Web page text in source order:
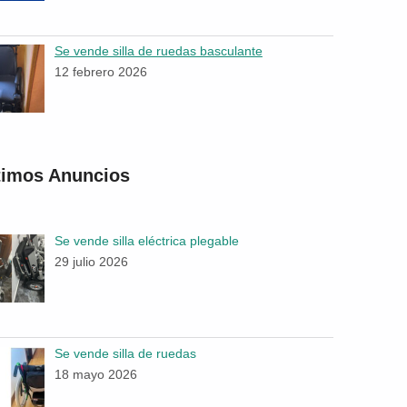
Se vende silla de ruedas basculante
12 febrero 2026
Anuncios
Se vende silla eléctrica plegable
29 julio 2026
Se vende silla de ruedas
18 mayo 2026